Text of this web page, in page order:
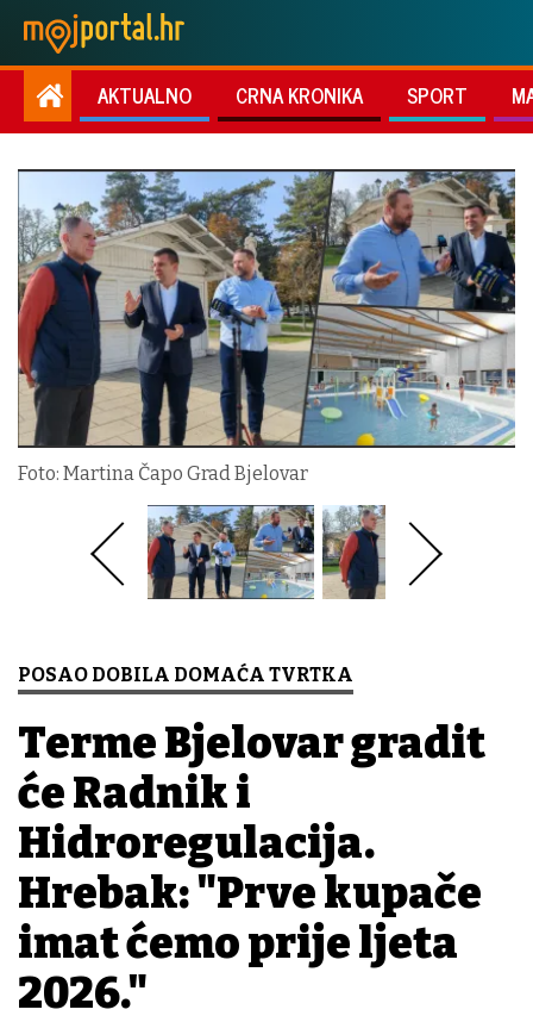
AKTUALNO CRNA KRONIKA SPORT
Foto: Martina Čapo Grad Bjelovar
POSAO DOBILA DOMAĆA TVRTKA
Terme Bjelovar gradit
će Radnik i
Hidroregulacija.
Hrebak: "Prve kupače
imat ćemo prije ljeta
2026."